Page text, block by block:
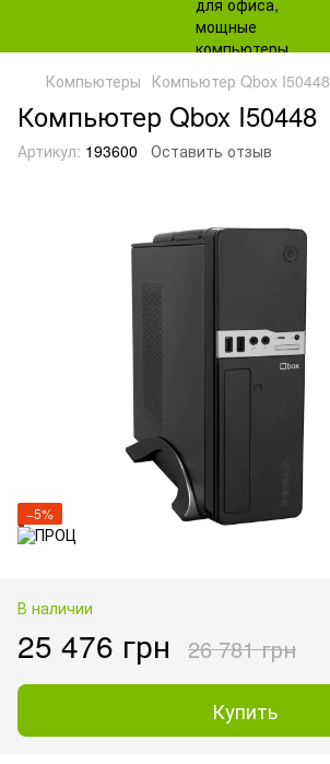
Компьютеры Компьютер Qbox I50448
Компьютер Qbox I50448
Артикул: 193600 Оставить отзыв
−5%
В наличии
25 476 грн 26 781 грн
Купить